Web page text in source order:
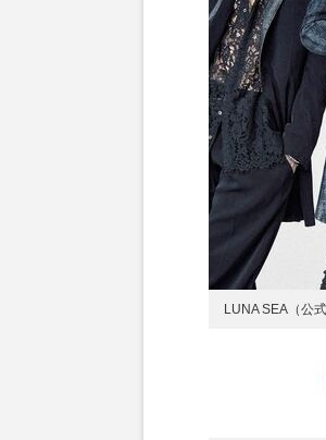
LUNA SEA（公